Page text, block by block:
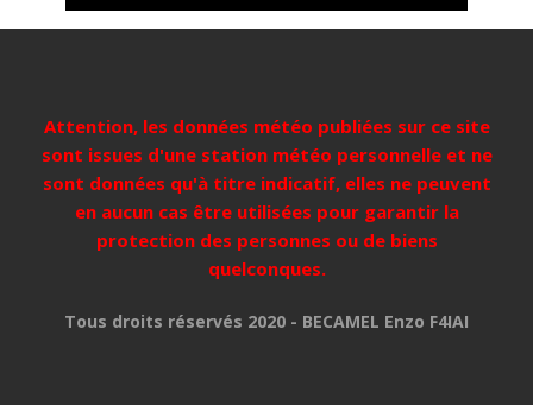
Attention, les données météo publiées sur ce site
sont issues d'une station météo personnelle et ne
sont données qu'à titre indicatif, elles ne peuvent
en aucun cas être utilisées pour garantir la
protection des personnes ou de biens
quelconques.
Tous droits réservés 2020 - BECAMEL Enzo F4IAI